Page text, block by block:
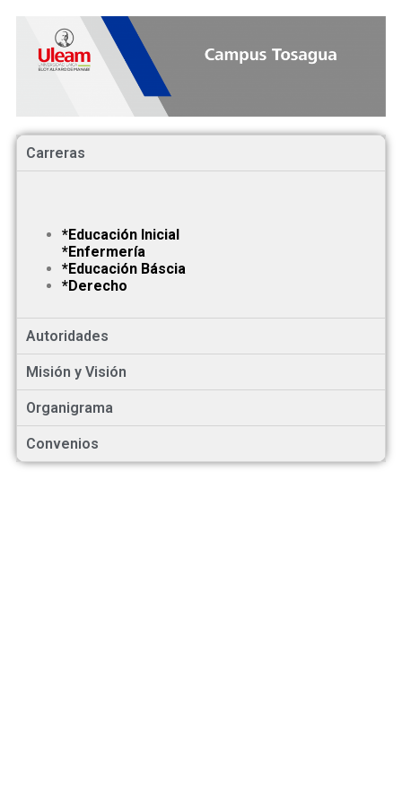
Carreras
*Educación Inicial
*Enfermería
*Educación Báscia
*Derecho
Autoridades
Misión y Visión
Organigrama
Convenios